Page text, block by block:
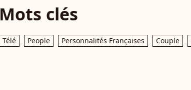
Mots clés
Télé People Personnalités Françaises Couple